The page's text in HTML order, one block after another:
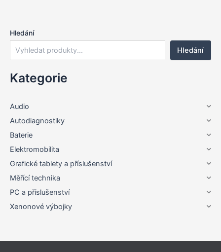
Hledání
Hledání
Kategorie
Audio
Autodiagnostiky
Baterie
Elektromobilita
Grafické tablety a příslušenství
Měřící technika
PC a příslušenství
Xenonové výbojky